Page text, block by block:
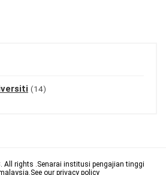
(14)
All rights .Senarai institusi pengajian tinggi
our privacy policy